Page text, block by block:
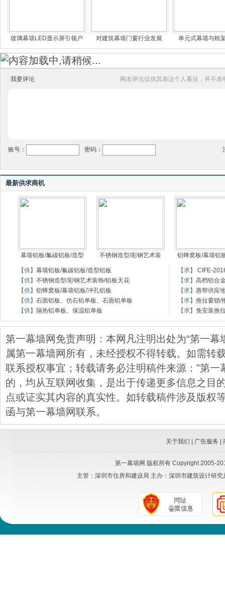
玻璃幕墙LED显示屏引领户 对建筑幕墙门窗行业发展 单元式幕墙与框
我要评论 网友评论仅供其表达个人看法，并不
账号： 密码：
最新供求商机
幕墙铝板/氟碳铝板/造型 不锈钢造型/彩钢艺术装 铝蜂窝板/幕墙铝
【供】 幕墙铝板/氟碳铝板/造型铝板
【供】 不锈钢造型/彩钢艺术装饰/铝板天花
【供】 铝蜂窝板/幕墙铝板/冲孔铝板
【供】 石面铝板、仿石铝单板、石面铝单板
【供】 隔热铝单板、保温铝单板
【求】
CIFE-
【求】 高档铝合
【求】 惠帮供应
【求】 推拉窗锁/
【求】 免安装推
第一幕墙网免责声明：本网凡注明出处为“第一幕
属第一幕墙网所有，未经授权不得转载。如需转
联系授权事宜；转载请务必注明稿件来源："第一
的，均从互联网收集，是出于传递更多信息之目
点或证实其内容的真实性。如转载稿件涉及版权
函与第一幕墙网联系。
关于我们 广告服务 |
第一幕墙网 版权所有 Copyright 2005-
主管：深圳市住房和建设局 主办：深圳市建筑设计研